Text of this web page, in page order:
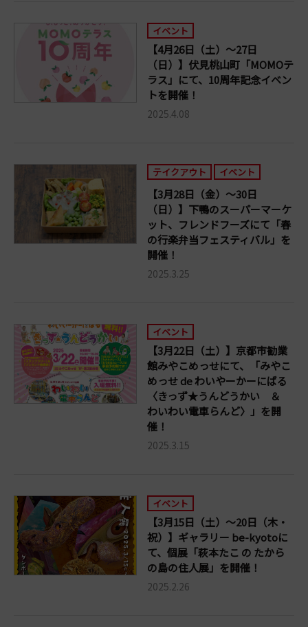
イベント
【4月26日（土）～27日
（日）】伏見桃山町「MOMOテ
ラス」にて、10周年記念イベン
トを開催！
2025.4.08
テイクアウト イベント
【3月28日（金）～30日
（日）】下鴨のスーパーマーケ
ット、フレンドフーズにて「春
の行楽弁当フェスティバル」を
開催！
2025.3.25
イベント
【3月22日（土）】京都市勧業
館みやこめっせにて、「みやこ
めっせ de わいやーかーにばる
〈きっず★うんどうかい ＆
わいわい電車らんど〉」を開
催！
2025.3.15
イベント
【3月15日（土）～20日（木・
祝）】ギャラリー be-kyotoに
て、個展「萩本たこ の たから
の島の住人展」を開催！
2025.2.26